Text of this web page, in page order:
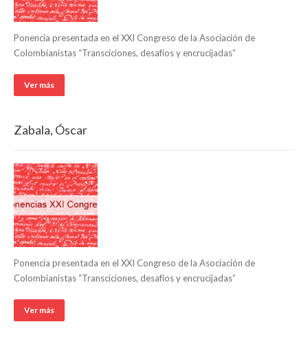
Ponencia presentada en el XXI Congreso de la Asociación de
Colombianistas “Transciciones, desafíos y encrucijadas”
Ver más
Zabala, Óscar
Ponencia presentada en el XXI Congreso de la Asociación de
Colombianistas “Transciciones, desafíos y encrucijadas”
Ver más